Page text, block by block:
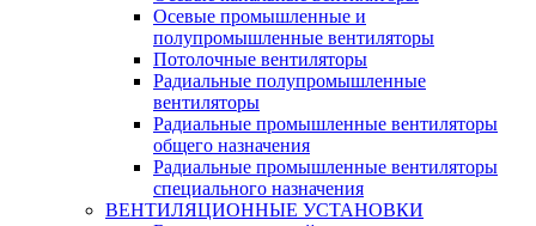
Осевые промышленные и
полупромышленные вентиляторы
Потолочные вентиляторы
Радиальные полупромышленные
вентиляторы
Радиальные промышленные вентиляторы
общего назначения
Радиальные промышленные вентиляторы
специального назначения
ВЕНТИЛЯЦИОННЫЕ УСТАНОВКИ